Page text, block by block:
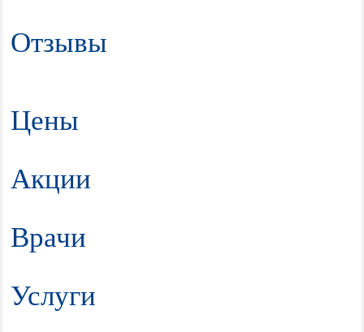
Отзывы
Цены
Акции
Врачи
Услуги